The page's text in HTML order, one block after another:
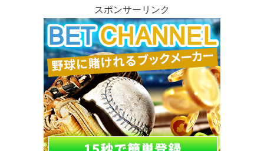
スポンサーリンク